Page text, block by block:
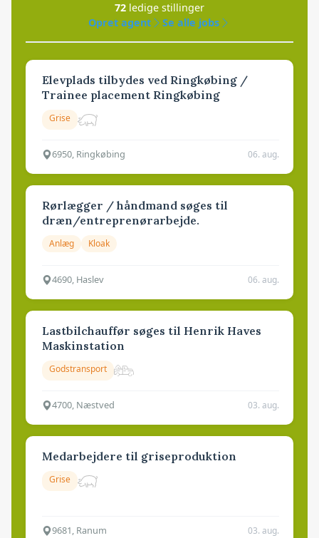
72 ledige stillinger
Opret agent
Se alle jobs
Elevplads tilbydes ved Ringkøbing /
Trainee placement Ringkøbing
Grise
6950, Ringkøbing 06. aug.
Rørlægger / håndmand søges til
dræn/entreprenørarbejde.
Anlæg Kloak
4690, Haslev 06. aug.
Lastbilchauffør søges til Henrik Haves
Maskinstation
Godstransport
4700, Næstved 03. aug.
Medarbejdere til griseproduktion
Grise
9681, Ranum 03. aug.